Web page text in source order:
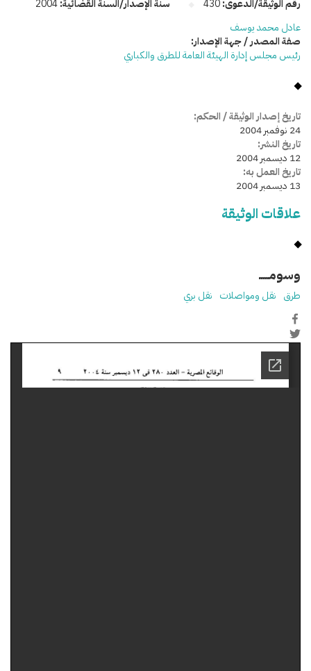
رقم الوثيقة/الدعوى:430 سنة الإصدار/السنة القضائية:2004
عادل محمد يوسف
صفة المصدر / جهة الإصدار:
رئيس مجلس إدارة الهيئة العامة للطرق والكباري
تاريخ إصدار الوثيقة / الحكم:
24 نوفمبر 2004
تاريخ النشر:
12 ديسمبر 2004
تاريخ العمل به:
13 ديسمبر 2004
علاقات الوثيقة
وسومـــــ
طرق نقل ومواصلات نقل بري